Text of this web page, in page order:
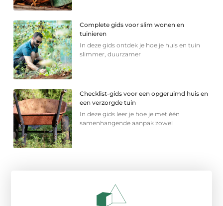
Complete gids voor slim wonen en
tuinieren
In deze gids ontdek je hoe je huis en tuin
slimmer, duurzamer
Checklist-gids voor een opgeruimd huis en
een verzorgde tuin
In deze gids leer je hoe je met één
samenhangende aanpak zowel